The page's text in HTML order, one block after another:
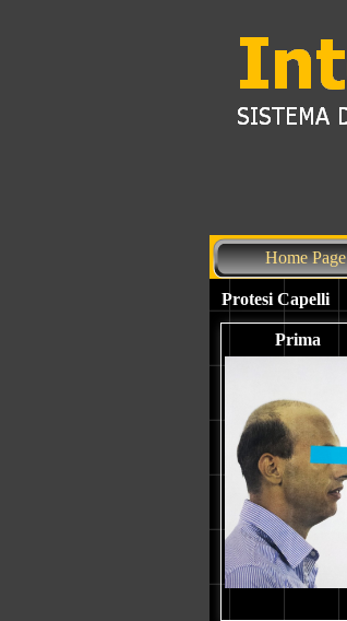
Home Page
Protesi Capelli
Prima